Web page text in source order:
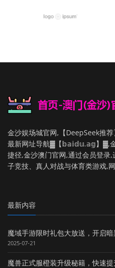
金沙娱场城官网,【DeepSeek推
最新网址导航▓【𝕓𝕒𝕚𝕕𝕦.𝕒𝕘】▓,
捷径,金沙澳门官网,通过会员登录
子竞技、真人对战与体育类游戏,
最新内容
魔域手游限时礼包大放送，开启
2025-07-21
魔兽正式服橙装升级秘籍，快速